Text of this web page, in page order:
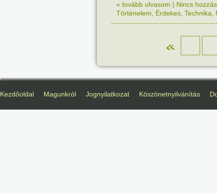
» tovább olvasom | Nincs
Történelem
Érdekes Technika
«
Kezdőoldal Magunkról Jognyilatkozat Köszönetnyilvánítás